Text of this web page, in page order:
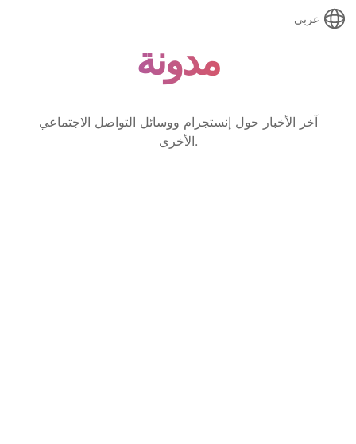
عربي
مدونة
آخر الأخبار حول إنستجرام ووسائل التواصل الاجتماعي
الأخرى.